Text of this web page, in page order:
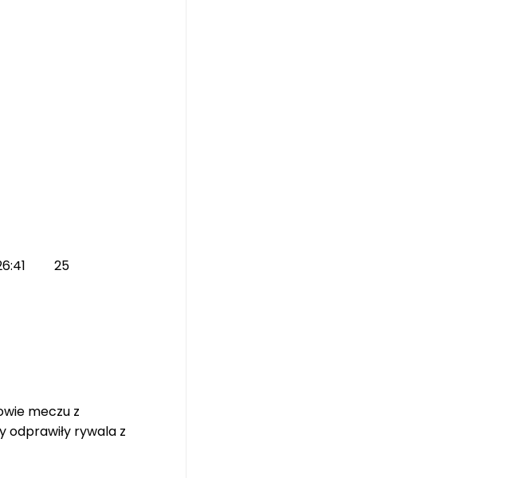
25
meczu z
rywala z